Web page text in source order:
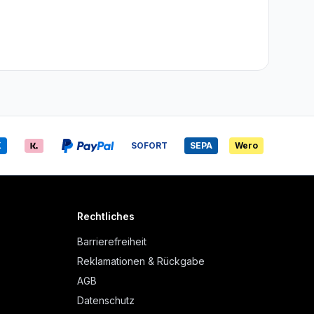
SOFORT SEPA Wero
Rechtliches
Barrierefreiheit
Reklamationen & Rückgabe
AGB
Datenschutz